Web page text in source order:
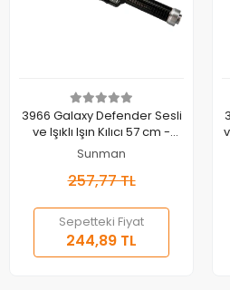
Sepete Ekle
3966 Galaxy Defender Sesli
ve Işıklı Işın Kılıcı 57 cm -
Sunman
Sunman
257,77 TL
Sepetteki Fiyat
244,89 TL